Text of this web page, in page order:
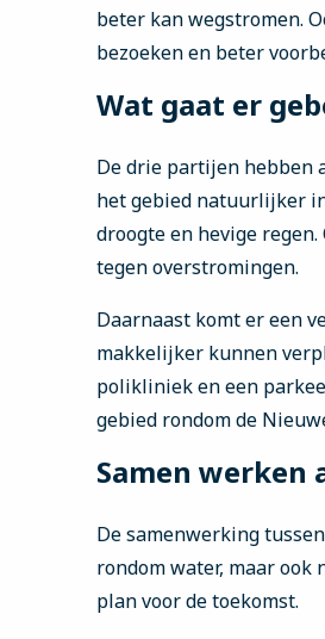
beter kan wegstromen.
bezoeken en beter
Wat gaat er
De drie partijen hebben
het gebied natuurlijker
droogte en hevige
tegen overstromingen.
Daarnaast komt er een
makkelijker kunnen
polikliniek en een
gebied rondom de
Samen werken
De samenwerking
rondom water, maar
plan voor de toekomst.